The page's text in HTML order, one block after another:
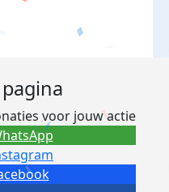
voor jouw actie